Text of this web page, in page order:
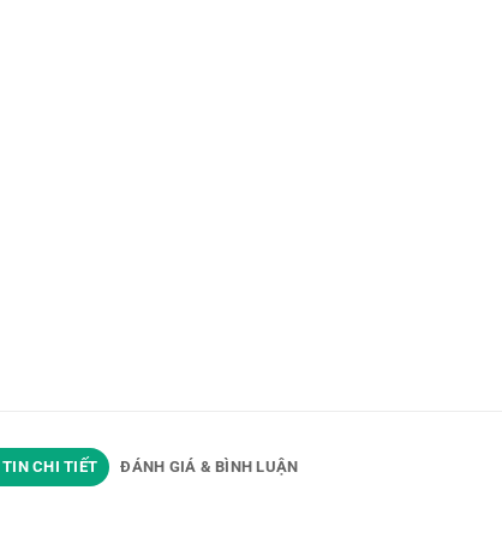
TIN CHI TIẾT ĐÁNH GIÁ & BÌNH LUẬN